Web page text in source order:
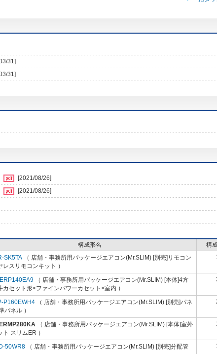
31]
31]
[2021/08/26]
[2021/08/26]
構成形名
構
SK5TA （ 店舗・事務所用パッケージエアコン(Mr.SLIM) [別売]リモコン
レスリモコンキット ）
（ 店舗・事務所用パッケージエアコン(Mr.SLIM) [本体]4方
カセット形<ファインパワーカセット>室内 ）
P160EWH4 （ 店舗・事務所用パッケージエアコン(Mr.SLIM) [別売]パネ
パネル ）
（ 店舗・事務所用パッケージエアコン(Mr.SLIM) [本体]室外
ト スリムER ）
50WR8 （ 店舗・事務所用パッケージエアコン(Mr.SLIM) [別売]分配管